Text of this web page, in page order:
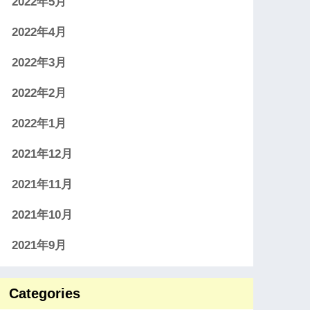
2022年4月
2022年3月
2022年2月
2022年1月
2021年12月
2021年11月
2021年10月
2021年9月
Categories